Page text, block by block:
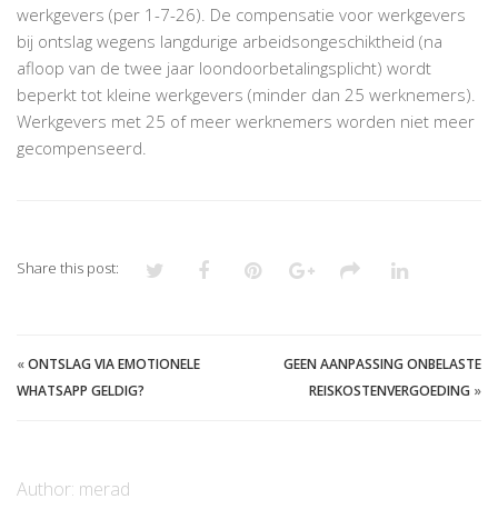
werkgevers (per 1-7-26). De compensatie voor werkgevers
bij ontslag wegens langdurige arbeidsongeschiktheid (na
afloop van de twee jaar loondoorbetalingsplicht) wordt
beperkt tot kleine werkgevers (minder dan 25 werknemers).
Werkgevers met 25 of meer werknemers worden niet meer
gecompenseerd.
Share this post:
«ONTSLAG VIA EMOTIONELE
WHATSAPP GELDIG?
GEEN AANPASSING ONBELASTE
REISKOSTENVERGOEDING »
Author: merad